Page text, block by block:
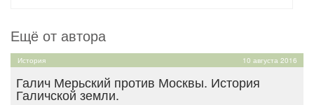
Ещё от автора
История 10 августа 2016
Галич Мерьский против Москвы. История
Галичской земли.